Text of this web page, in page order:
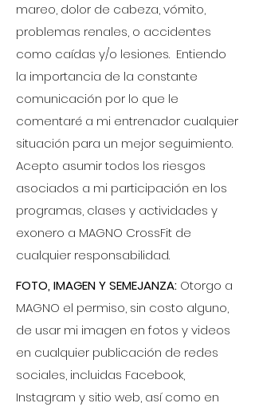
mareo, dolor de cabeza, vómito,
problemas renales, o accidentes
como caídas y/o lesiones. Entiendo
la importancia de la constante
comunicación por lo que le
comentaré a mi entrenador cualquier
situación para un mejor seguimiento.
Acepto asumir todos los riesgos
asociados a mi participación en los
programas, clases y actividades y
exonero a MAGNO CrossFit de
cualquier responsabilidad.
FOTO, IMAGEN Y SEMEJANZA: Otorgo a
MAGNO el permiso, sin costo alguno,
de usar mi imagen en fotos y videos
en cualquier publicación de redes
sociales, incluidas Facebook,
Instagram y sitio web, así como en